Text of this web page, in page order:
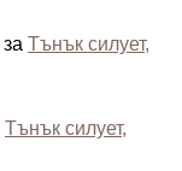
за Тънък силует,
Тънък силует,